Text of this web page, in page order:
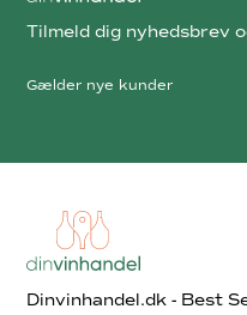
Dinvinhandel.dk - Best
Tilmeld dig nyhedsbrev
Gælder nye kunder